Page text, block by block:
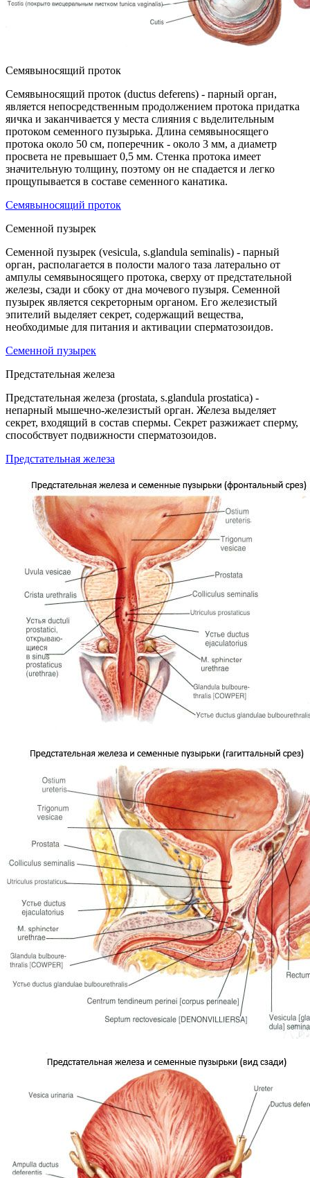
Семявыносящий проток
Семявыносящий проток (ductus deferens) - парный орган,
является непосредственным продолжением протока придатка
яичка и заканчивается у места слияния с вьделительным
протоком семенного пузырька. Длина семявыносящего
протока около 50 см, поперечник - около 3 мм, а диаметр
просвета не превышает 0,5 мм. Стенка протока имеет
значительную толщину, поэтому он не спадается и легко
прощупывается в составе семенного канатика.
Семявыносящий проток
Семенной пузырек
Семенной пузырек (vesicula, s.glandula seminalis) - парный
орган, располагается в полости малого таза латерально от
ампулы семявыносящего протока, сверху от предстательной
железы, сзади и сбоку от дна мочевого пузыря. Семенной
пузырек является секреторным органом. Его железистый
эпителий выделяет секрет, содержащий вещества,
необходимые для питания и активации сперматозоидов.
Семенной пузырек
Предстательная железа
Предстательная железа (prostata, s.glandula prostatica) -
непарный мышечно-железистый орган. Железа выделяет
секрет, входящий в состав спермы. Секрет разжижает сперму,
способствует подвижности сперматозоидов.
Предстательная железа